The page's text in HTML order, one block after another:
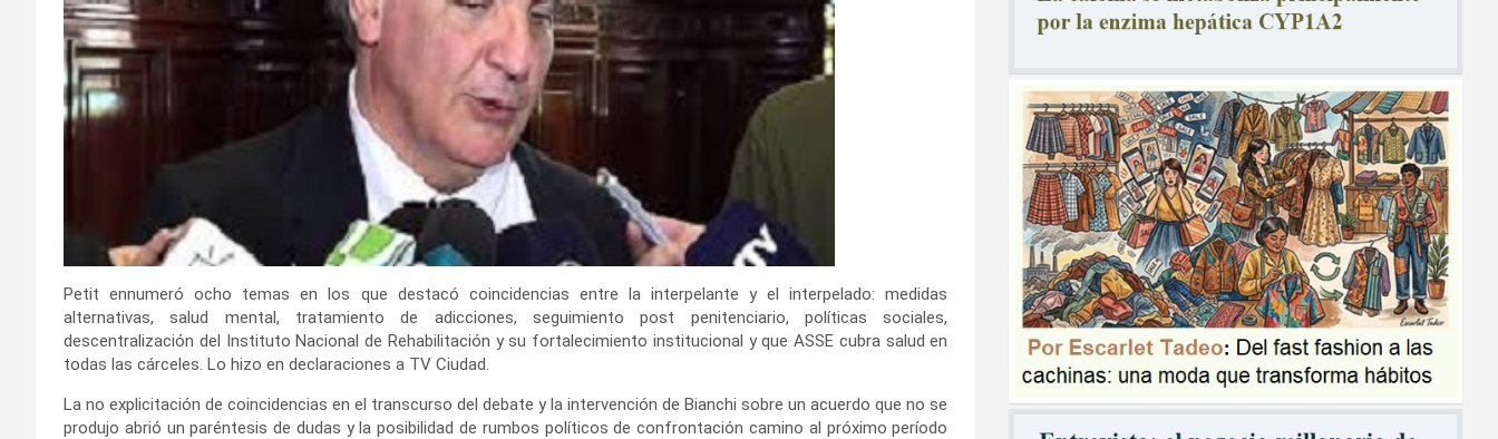
Petit ennumeró ocho temas en los que destacó coincidencias entre la interpelante y el interpelado: medidas
alternativas, salud mental, tratamiento de adicciones, seguimiento post penitenciario, políticas sociales,
descentralización del Instituto Nacional de Rehabilitación y su fortalecimiento institucional y que ASSE cubra salud en
todas las cárceles. Lo hizo en declaraciones a TV Ciudad.
La no explicitación de coincidencias en el transcurso del debate y la intervención de Bianchi sobre un acuerdo que no se
produjo abrió un paréntesis de dudas y la posibilidad de rumbos políticos de confrontación camino al próximo período